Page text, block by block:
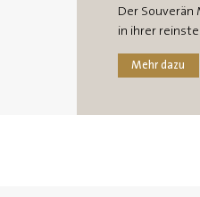
Der Souverän
in ihrer
Mehr dazu